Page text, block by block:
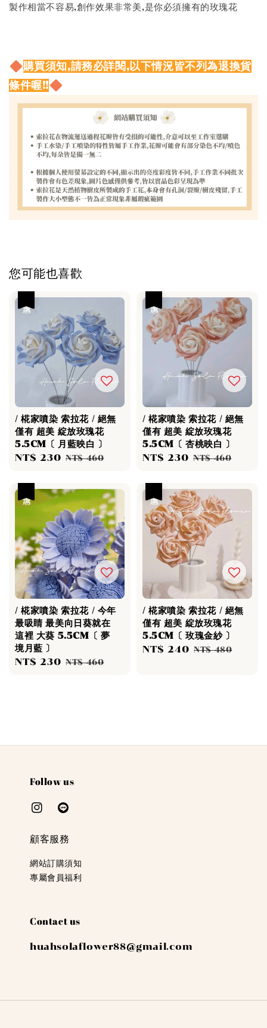
製作相當不容易,創作效果非常美,是你必須擁有的玫瑰花
購買須知,請務必詳閱,以下情況皆不列為退換貨
條件喔!!
您可能也喜歡
/ 椛家噴染 索拉花 / 絕無
僅有 超美 綻放玫瑰花
5.5CM〔 月藍映白 〕
Sale
NT$ 230 Regular
NT$ 460
/ 椛家噴染 索拉花 / 絕無
僅有 超美 綻放玫瑰花
5.5CM〔 杏桃映白 〕
Sale
NT$ 230 Regular
NT$ 460
/ 椛家噴染 索拉花 / 今年
最吸睛 最美向日葵就在
這裡 大葵 5.5CM〔 夢
境月藍 〕
Sale
NT$ 230 Regular
NT$ 460
/ 椛家噴染 索拉花 / 絕無
僅有 超美 綻放玫瑰花
5.5CM〔 玫瑰金紗 〕
Sale
NT$ 240 Regular
NT$ 480
Follow us
顧客服務
網站訂購須知
專屬會員福利
Contact us
huahsolaflower88@gmail.com